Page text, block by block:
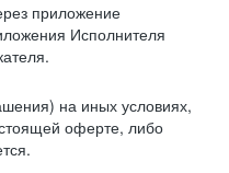
приложение
Исполнителя
на иных условиях,
оферте, либо